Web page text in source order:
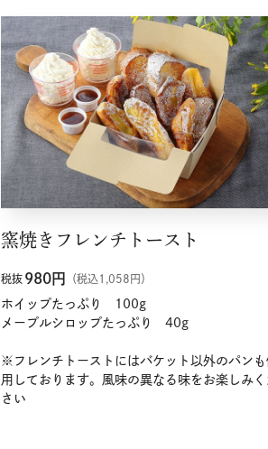
窯焼きフレンチトースト
税抜 980円 （税込1,058円）
ホイップたっぷり 100g
メープルシロップたっぷり 40g
※フレンチトーストにはバケット以外のパンも
用しております。風味の異なる味をお楽しみ
さい